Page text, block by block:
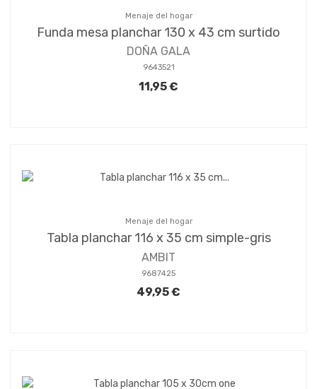
Menaje del hogar
Funda mesa planchar 130 x 43 cm surtido
DOÑA GALA
9643521
11,95 €
Menaje del hogar
Tabla planchar 116 x 35 cm simple-gris
AMBIT
9687425
49,95 €